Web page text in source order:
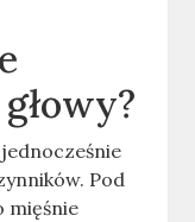
Pod
mięśnie